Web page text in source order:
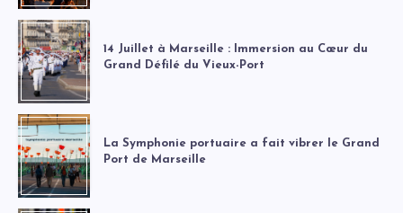
14 Juillet à Marseille : Immersion au Cœur du
Grand Défilé du Vieux-Port
La Symphonie portuaire a fait vibrer le Grand
Port de Marseille